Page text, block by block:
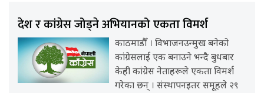
देश र कांग्रेस जोड्ने अभियानको एकता विमर्श
काठमाडौँ । विभाजनउन्मुख बनेको
कांग्रेसलाई एक बनाउने भन्दै बुधबार
केही कांग्रेस नेताहरूले एकता विमर्श
गरेका छन् । संस्थापनइतर समूहले २९